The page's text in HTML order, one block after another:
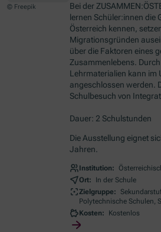
© Freepik
Bei der
lernen Schüler:innen die
Österreich kennen,
Migrationsgründen
über die Faktoren eines
Zusammenlebens.
Lehrmaterialien kann im
angeschlossen werden.
Schulbesuch von
Dauer: 2 Schulstunden
Die Ausstellung eignet
Jahren.
Institution:
Ort:
In der Schule
Zielgruppe:
Polytechnische Schulen,
Kosten:
Kostenlos